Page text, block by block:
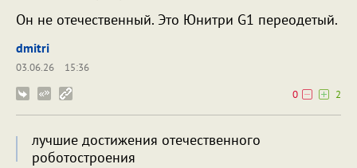
Он не отечественный. Это Юнитри G1 переодетый.
dmitri
03.06.26
15:36
0
2
лучшие достижения отечественного
роботостроения